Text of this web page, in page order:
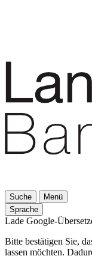
Suche
Menü
Sprache
Lade Google-
Bitte bestätigen Sie,
lassen möchten.